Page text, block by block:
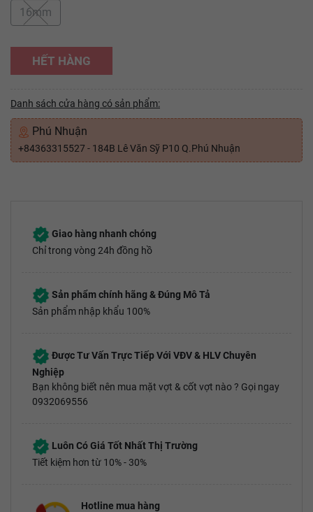
16mm
HẾT HÀNG
Danh sách cửa hàng có sản phẩm:
Phú Nhuận
+84363315527 - 184B Lê Văn Sỹ P10 Q.Phú Nhuận
Giao hàng nhanh chóng
Chỉ trong vòng 24h đồng hồ
Sản phẩm chính hãng & Đúng Mô Tả
Sản phẩm nhập khẩu 100%
Được Tư Vấn Trực Tiếp Với VĐV & HLV Chuyên
Nghiệp
Bạn không biết nên mua mặt vợt & cốt vợt nào ? Gọi ngay
0932069556
Luôn Có Giá Tốt Nhất Thị Trường
Tiết kiệm hơn từ 10% - 30%
Hotline mua hàng